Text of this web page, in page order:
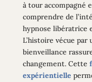
à tour accompagné
comprendre de
hypnose libératrice
L’histoire vécue
bienveillance
changement. Cette
expérientielle